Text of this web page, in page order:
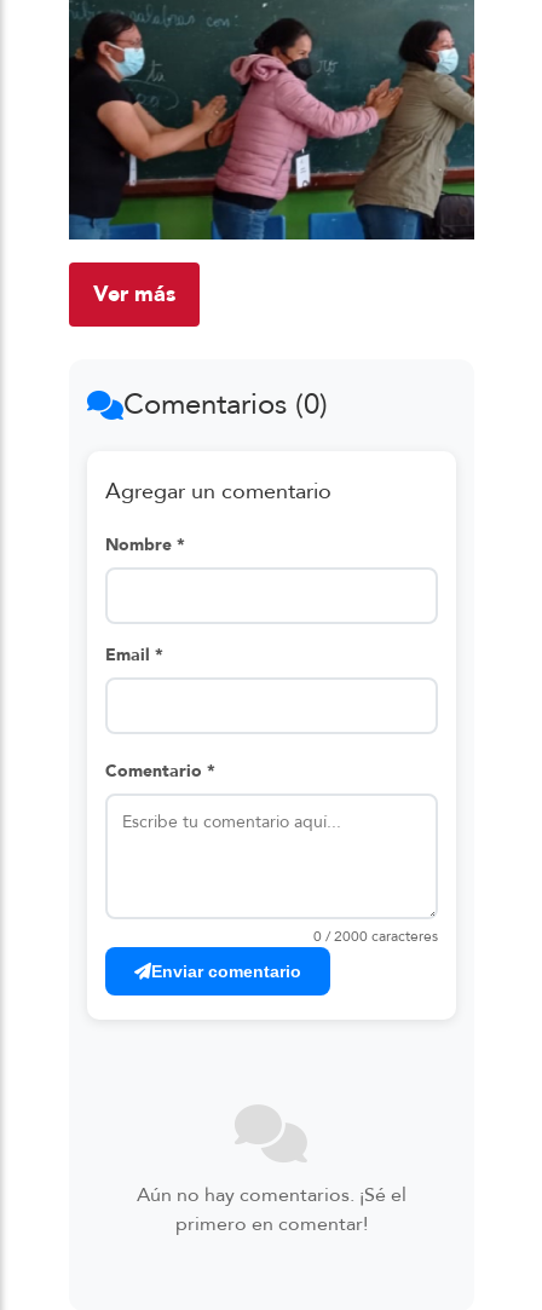
Ver más
Comentarios (0)
Agregar un comentario
Nombre *
Email *
Comentario *
0 / 2000 caracteres
Enviar comentario
Aún no hay comentarios. ¡Sé el
primero en comentar!